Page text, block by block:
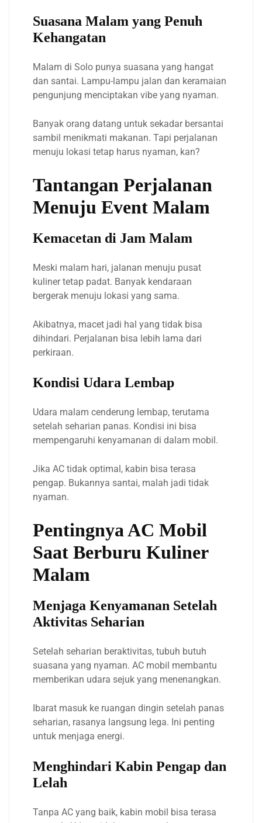
Suasana Malam yang Penuh
Kehangatan
Malam di Solo punya suasana yang hangat
dan santai. Lampu-lampu jalan dan keramaian
pengunjung menciptakan vibe yang nyaman.
Banyak orang datang untuk sekadar bersantai
sambil menikmati makanan. Tapi perjalanan
menuju lokasi tetap harus nyaman, kan?
Tantangan Perjalanan
Menuju Event Malam
Kemacetan di Jam Malam
Meski malam hari, jalanan menuju pusat
kuliner tetap padat. Banyak kendaraan
bergerak menuju lokasi yang sama.
Akibatnya, macet jadi hal yang tidak bisa
dihindari. Perjalanan bisa lebih lama dari
perkiraan.
Kondisi Udara Lembap
Udara malam cenderung lembap, terutama
setelah seharian panas. Kondisi ini bisa
mempengaruhi kenyamanan di dalam mobil.
Jika AC tidak optimal, kabin bisa terasa
pengap. Bukannya santai, malah jadi tidak
nyaman.
Pentingnya AC Mobil
Saat Berburu Kuliner
Malam
Menjaga Kenyamanan Setelah
Aktivitas Seharian
Setelah seharian beraktivitas, tubuh butuh
suasana yang nyaman. AC mobil membantu
memberikan udara sejuk yang menenangkan.
Ibarat masuk ke ruangan dingin setelah panas
seharian, rasanya langsung lega. Ini penting
untuk menjaga energi.
Menghindari Kabin Pengap dan
Lelah
Tanpa AC yang baik, kabin mobil bisa terasa